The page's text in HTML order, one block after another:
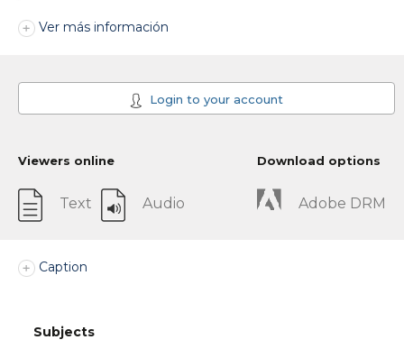
Ver más información
Login to your account
Viewers online
Text Audio
Download options
Adobe DRM
Caption
Subjects